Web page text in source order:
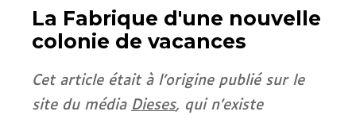
La Fabrique d'une nouvelle
colonie de vacances
Cet article était à l’origine publié sur le
site du média Dieses, qui n’existe